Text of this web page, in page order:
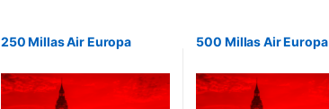
250 Millas Air Europa 500 Millas Air Europa